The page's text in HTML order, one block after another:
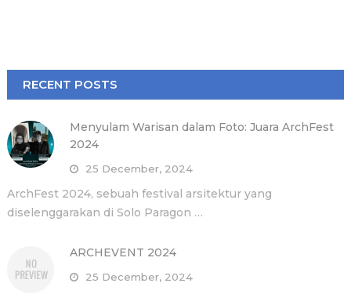
RECENT POSTS
Menyulam Warisan dalam Foto: Juara ArchFest
2024
25 December, 2024
ArchFest 2024, sebuah festival arsitektur yang
diselenggarakan di Solo Paragon …
ARCHEVENT 2024
25 December, 2024